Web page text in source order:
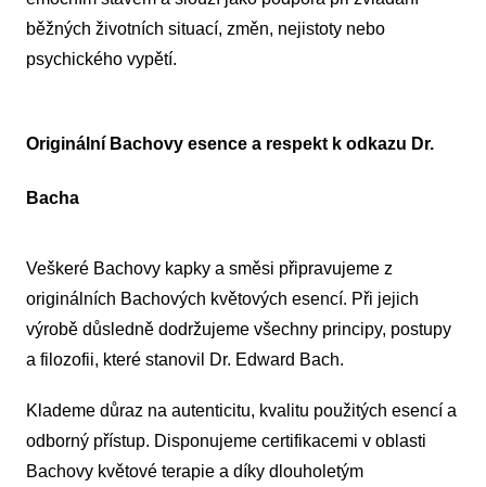
běžných životních situací, změn, nejistoty nebo
psychického vypětí.
Originální Bachovy esence a respekt k odkazu Dr.
Bacha
Veškeré Bachovy kapky a směsi připravujeme z
originálních Bachových květových esencí. Při jejich
výrobě důsledně dodržujeme všechny principy, postupy
a filozofii, které stanovil Dr. Edward Bach.
Klademe důraz na autenticitu, kvalitu použitých esencí a
odborný přístup. Disponujeme certifikacemi v oblasti
Bachovy květové terapie a díky dlouholetým